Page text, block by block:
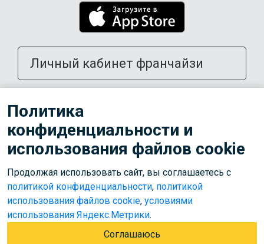
Личный кабинет франчайзи
Тренерам
© 2026 ООО «Лига»
Используем cookies для корректной работы сайта,
персонализации пользователей и других целей, предусмотренных
политикой обработки персональных данных
Политика
конфиденциальности и
использования файлов cookie
Продолжая использовать сайт, вы соглашаетесь с
политикой конфиденциальности, политикой
использования файлов cookie, условиями
использования Яндекс.Метрики.
Соглашаюсь